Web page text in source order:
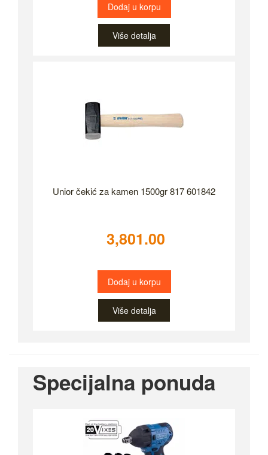
Dodaj u korpu
Više detalja
Unior čekić za kamen 1500gr 817 601842
3,801.00
Dodaj u korpu
Više detalja
Specijalna ponuda